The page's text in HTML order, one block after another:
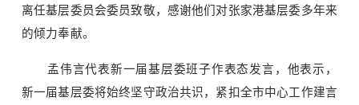
离任基层委员会委员致敬，感谢他们对张家港基层委多年来
的倾力奉献。
孟伟言代表新一届基层委班子作表态发言，他表示，
新一届基层委将始终坚守政治共识，紧扣全市中心工作建言